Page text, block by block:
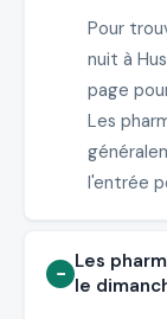
Pour
nuit à
page
Les
l'entrée
Les
le